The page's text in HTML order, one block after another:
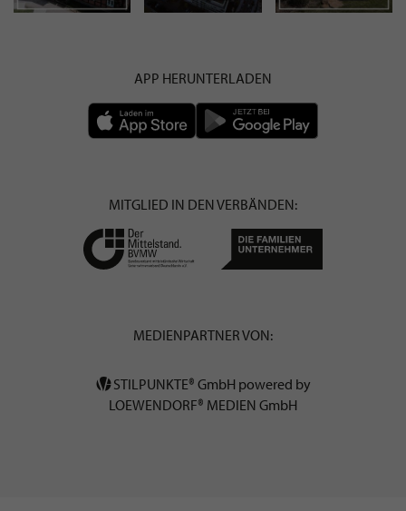
APP HERUNTERLADEN
MITGLIED IN DEN VERBÄNDEN:
MEDIENPARTNER VON:
STILPUNKTE® GmbH powered by
LOEWENDORF® MEDIEN GmbH